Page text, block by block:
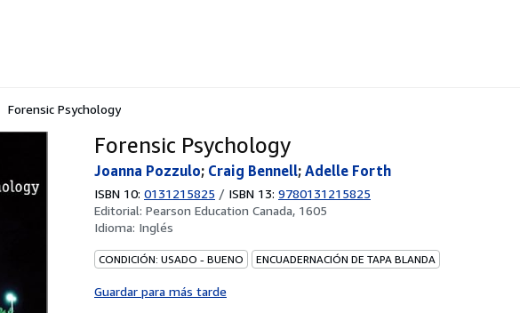
Forensic Psychology
Forensic Psychology
Joanna Pozzulo; Craig Bennell; Adelle Forth
ISBN 10: 0131215825 / ISBN 13: 9780131215825
Editorial: Pearson Education Canada, 1605
Idioma: Inglés
CONDICIÓN: USADO - BUENO ENCUADERNACIÓN DE TAPA BLANDA
Guardar para más tarde